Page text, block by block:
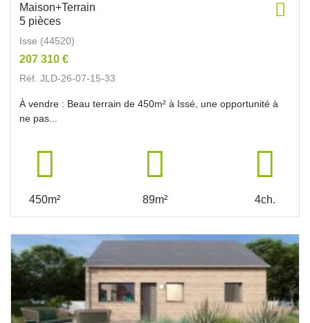
Maison+Terrain
5 pièces
Isse (44520)
207 310 €
Réf. JLD-26-07-15-33
À vendre : Beau terrain de 450m² à Issé, une opportunité à
ne pas...
450m² 89m² 4ch.